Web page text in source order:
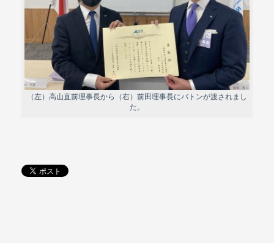
（左）高山直前理事長から（右）前田理事長にバトンが渡されまし
た。